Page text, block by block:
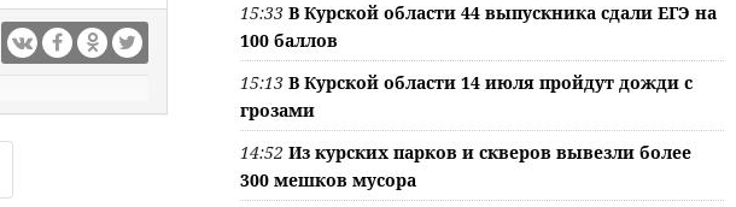
15:33 В Курской области 44 выпускника сдали ЕГЭ на
100 баллов
15:13 В Курской области 14 июля пройдут дожди с
грозами
14:52 Из курских парков и скверов вывезли более
300 мешков мусора